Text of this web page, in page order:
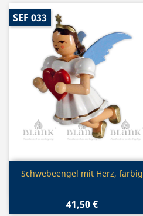
Vorschau
Schwebeengel mit Herz, farbig
41,50 €
SEF 033